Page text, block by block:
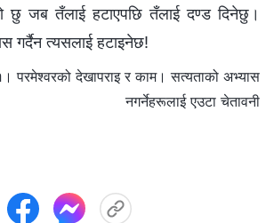
छु जब तँलाई हटाएपछि तँलाई दण्ड दिनेछु।
गर्दैन त्यसलाई हटाइनेछ!
देखापराइ र काम। सत्यताको अभ्यास
नगर्नेहरूलाई एउटा चेतावनी